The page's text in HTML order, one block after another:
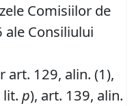
Comisiilor de
ale Consiliului
129, alin. (1),
lit. p), art. 139, alin.